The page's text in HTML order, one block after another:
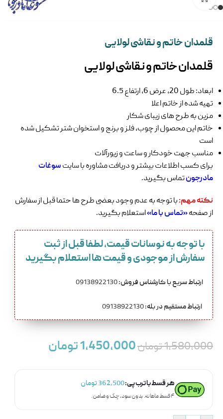
قلمدان خاتم و نقاشی لولایی
قلمدان خاتم و نقاشی لولایی
ابعاد: طول 20، عرض 6، ارتفاع 6.5
تهیه شده از خاتم اعلا
مزین به طرح های زیبای شکار
خاتم این محصول از چوب، فلز و برنج و استخوان شتر تشکیل شده
است
مناسب جهت خودکار و ساعت و زیورآلات
برای کسب اطلاعات بیشتر و دریافت مشاوره با سایتسوغات
مادرجونتماس بگیرید.
نکته مهم:با توجه به عدم وجود بعضی طرح ها حتما قبل از سفارش
از صفحه«تماس با ما»استعلام بگیرید.
با توجه به نوسانات قیمت، لطفا قبل از ثبت
سفارش از موجودی و قیمت ها استعلام بگیرید
ارتباط سریع با کارشناس فروش:
ارتباط مستقیم در بله:
1,580,000تومان1,450,000تومان
هر قسط با ترب‌پی:362,500تومان
۴ قسط ماهانه. بدون سود، چک و ضامن.